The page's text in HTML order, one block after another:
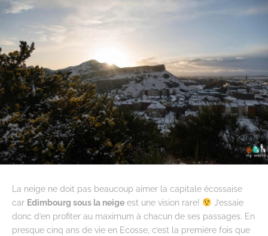
La neige ne doit pas beaucoup aimer la capitale écossaise
car Edimbourg sous la neige est une vision rare!
J’essaie
donc d’en profiter au maximum à chacun de ses passages. En
presque cinq ans de vie en Ecosse, c’est la première fois que